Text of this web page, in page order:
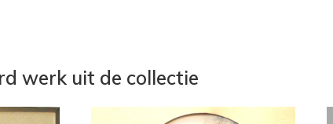
werk uit de collectie